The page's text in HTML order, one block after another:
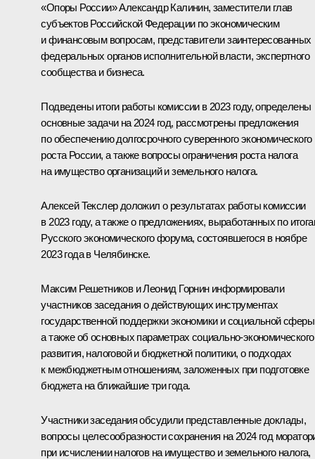
«Опоры России»Александр Калинин, заместители глав
субъектов Российской Федерации по экономическим
и финансовым вопросам, представители заинтересованных
федеральных органов исполнительной власти, экспертного
сообщества и бизнеса.
Подведены итоги работы комиссии в 2023 году, определены
основные задачи на 2024 год, рассмотрены предложения
по обеспечению долгосрочного суверенного экономического
роста России, а также вопросы ограничения роста налога
на имущество организаций и земельного налога.
Алексей Текслердоложил о результатах работы комиссии
в 2023 году, а также о предложениях, выработанных по
Русского экономического форума, состоявшегося в ноябре
2023 года в Челябинске.
Максим Решетников и Леонид Горнин информировали
участников заседания о действующих инструментах
государственной поддержки экономики и социальной
а также об основных параметрах социально-экономического
развития, налоговой и бюджетной политики, о подходах
к межбюджетным отношениям, заложенных при подготовке
бюджета на ближайшие три года.
Участники заседания обсудили представленные доклады,
вопросы целесообразности сохранения на 2024 год
при исчислении налогов на имущество и земельного налога,